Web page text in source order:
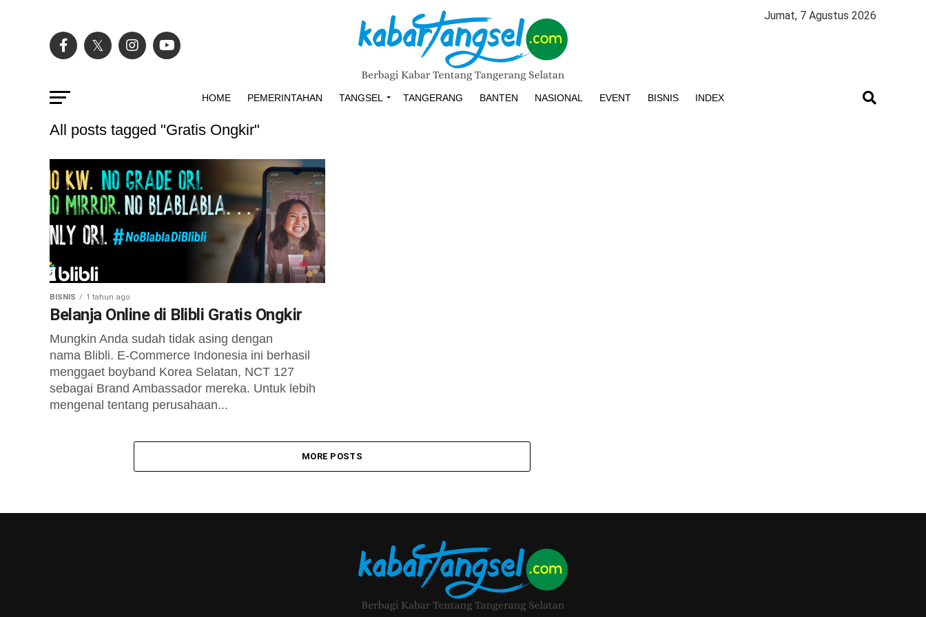
Jumat, 7 Agustus 2026
HOME PEMERINTAHAN TANGSEL TANGERANG BANTEN NASIONAL EVENT BISNIS INDEX
All posts tagged "Gratis Ongkir"
BISNIS 1 tahun ago
Belanja Online di Blibli Gratis Ongkir
Mungkin Anda sudah tidak asing dengan
nama Blibli. E-Commerce Indonesia ini berhasil
menggaet boyband Korea Selatan, NCT 127
sebagai Brand Ambassador mereka. Untuk lebih
mengenal tentang perusahaan...
MORE POSTS